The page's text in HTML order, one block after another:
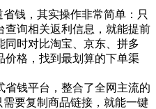
钱，其实操作非常简单：只
查询相关返利信息，就能提前
同时对比淘宝、京东、拼多
价格，找到最划算的下单渠
省钱平台，整合了全网主流的
要复制商品链接，就能一键